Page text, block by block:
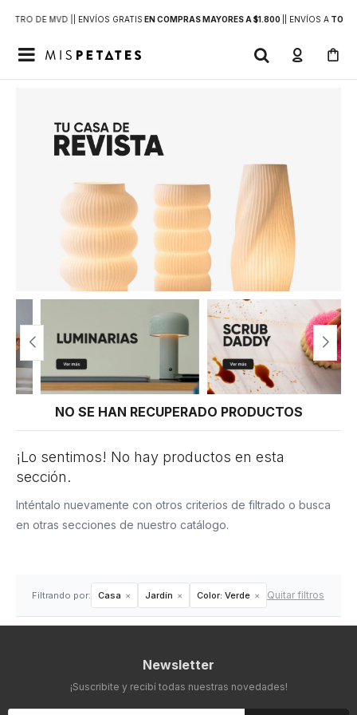
DE MVD | | ENVÍOS GRATIS EN COMPRAS MAYORES A $1.800 | ENVÍOS ATODO

NO SE HAN RECUPERADO PRODUCTOS
¡Lo sentimos! No hay productos en esta
sección.
Inténtalo nuevamente con otros criterios de filtrado o busca
en otras secciones de nuestro catálogo.
Filtrando por: Casa Jardín Color: Verde Quitar filtros
Newsletter
¡Suscribite y recibí todas nuestras novedades!